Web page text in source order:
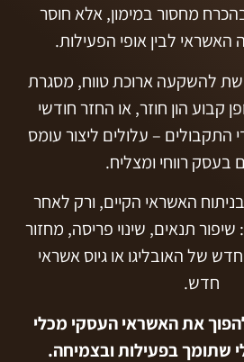
מחסור במימון, אלא חוסר
לבין אופי הפעילות.
להשקעה ארוכת טווח, מסגרת
הון חוזר, או החזר חודשי
התקבולים – עלולים ליצור עומס
בעסק רווחי ומצליח.
האשראי הקיים, ורק לאחר
תנאים, שינוי פריסה, מחזור
של האובליגו או גיוס אשראי
חדש.
את האשראי העסקי מכלי
שתומך בפעילות ובצמיחה.